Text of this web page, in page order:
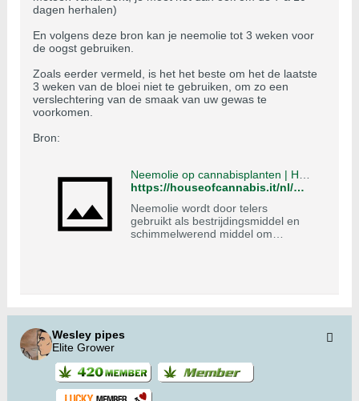
dagen herhalen)
En volgens deze bron kan je neemolie tot 3 weken voor
de oogst gebruiken.
Zoals eerder vermeld, is het het beste om het de laatste
3 weken van de bloei niet te gebruiken, om zo een
verslechtering van de smaak van uw gewas te
voorkomen.
Bron:
https://houseofcannabis.it/nl/olio-di-neem-su-piante-di-cannabis/
Neemolie wordt door telers
gebruikt als bestrijdingsmiddel en
schimmelwerend middel om
Wesley pipes
Elite Grower